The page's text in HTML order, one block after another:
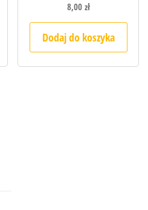
8,00zł
Dodaj do koszyka